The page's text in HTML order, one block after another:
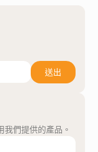
送出
們提供的產品。